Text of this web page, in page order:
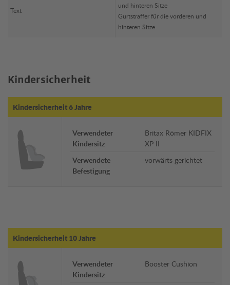
Text
und hinteren Sitze
Gurtstraffer für die vorderen und
hinteren Sitze
Kindersicherheit
Kindersicherheit 6 Jahre
Verwendeter
Kindersitz
Britax Römer KIDFIX
XP II
Verwendete
Befestigung
vorwärts gerichtet
Kindersicherheit 10 Jahre
Verwendeter
Kindersitz
Booster Cushion